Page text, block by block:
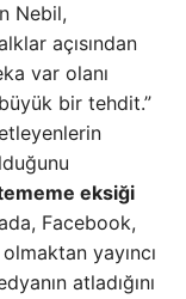
Nebil,
açısından
var olanı
bir tehdit.”
eksiği
Facebook,
yayıncı
atladığını